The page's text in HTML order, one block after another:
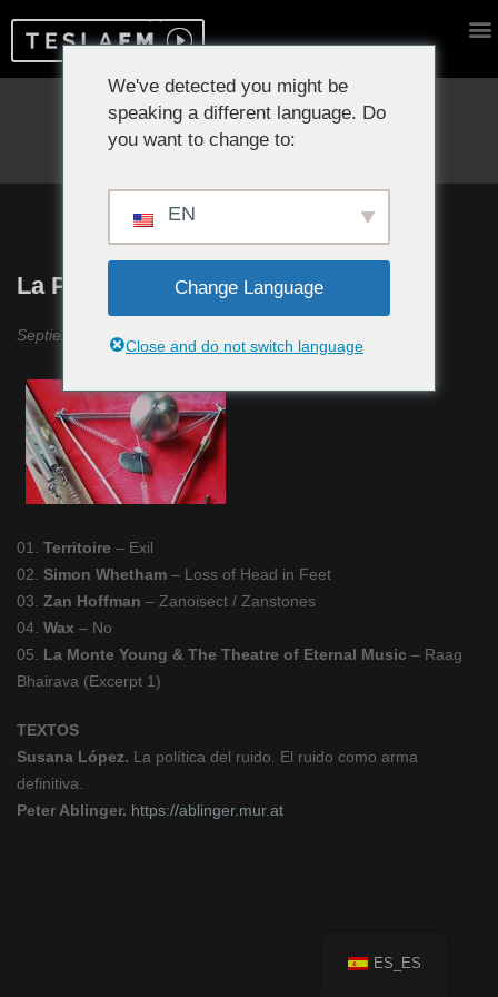
Reproduciendo ahora:
La Política del Ruido #6
Septiembre 2019
01. Territoire – Exil
02. Simon Whetham – Loss of Head in Feet
03. Zan Hoffman – Zanoisect / Zanstones
04. Wax – No
05. La Monte Young & The Theatre of Eternal Music – Raag
Bhairava (Excerpt 1)
TEXTOS
Susana López. La política del ruido. El ruido como arma
definitiva.
Peter Ablinger. https://ablinger.mur.at
ES_ES
We've detected you might be
speaking a different language. Do
you want to change to:
EN
Change Language
Close and do not switch language